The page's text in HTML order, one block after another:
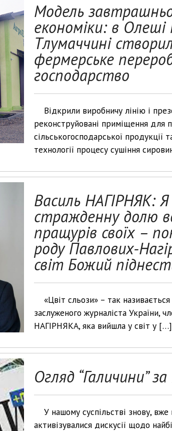
Модель
економіки: в Олеші
Тлумаччині
фермерське
господарство
Відкрили виробничу лінію і
реконструйовані приміщення для
сільськогосподарської продукції
технології процесу сушіння
Василь НАГІРНЯК: Я
стражденну долю
пращурів своїх –
роду Павлових-
світ Божий
«Цвіт сльози» – так
заслуженого журналіста України,
НАГІРНЯКА, яка вийшла у світ у […]
Огляд “Галичини”
У нашому суспільстві знову, вже
активізувалися дискусії щодо